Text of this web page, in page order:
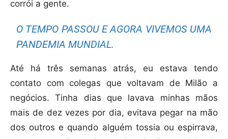
corrói a gente.
O TEMPO PASSOU E AGORA VIVEMOS UMA
PANDEMIA MUNDIAL.
Até há três semanas atrás, eu estava tendo
contato com colegas que voltavam de Milão a
negócios. Tinha dias que lavava minhas mãos
mais de dez vezes por dia, evitava pegar na mão
dos outros e quando alguém tossia ou espirrava,